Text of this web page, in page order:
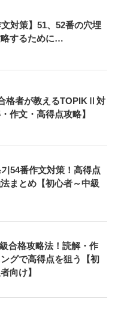
文対策】51、52番の穴埋
するために…
格者が教えるTOPIKⅡ対
作文・高得点攻略】
54番作文対策！高得点
まとめ【初心者～中級
合格攻略法！読解・作
グで高得点を狙う【初
向け】